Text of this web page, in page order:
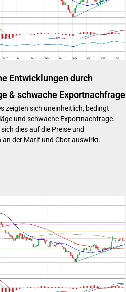
Entwicklungen durch
& schwache Exportnachfrage
zeigten sich uneinheitlich, bedingt
und schwache Exportnachfrage.
dies auf die Preise und
an der Matif und Cbot auswirkt.